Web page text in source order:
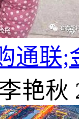
通联
李艳秋